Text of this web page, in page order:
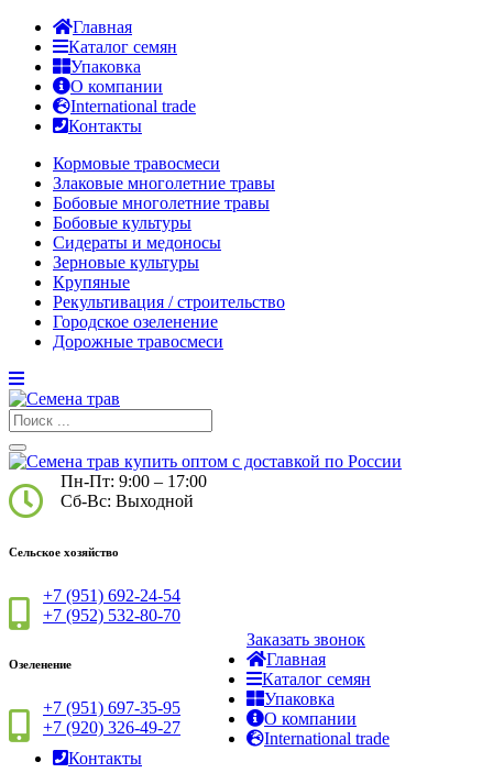
Главная
Каталог семян
Упаковка
О компании
International trade
Контакты
Кормовые травосмеси
Злаковые многолетние травы
Бобовые многолетние травы
Бобовые культуры
Сидераты и медоносы
Зерновые культуры
Крупяные
Рекультивация / строительство
Городское озеленение
Дорожные травосмеси
Пн-Пт: 9:00 – 17:00
Сб-Вс: Выходной
Сельское хозяйство
+7 (951) 692-24-54
+7 (952) 532-80-70
Озеленение
+7 (951) 697-35-95
+7 (920) 326-49-27
Заказать звонок
Главная
Каталог семян
Упаковка
О компании
International trade
Контакты